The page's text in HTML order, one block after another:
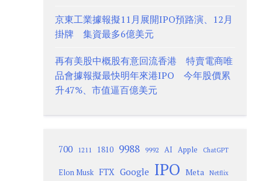
京東工業據報擬11月展開IPO預路演、12月
掛牌 集資最多6億美元
再有美股中概股有意回流香港 特賣電商唯
品會據報擬最快明年來港IPO 今年股價累
升47%、市值逼百億美元
700 1211 1810 9988 9992 AI Apple ChatGPT
Elon Musk FTX Google IPO Meta Netflix